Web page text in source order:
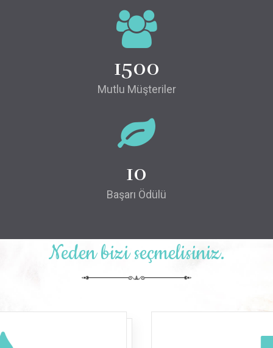
1500
Mutlu Müşteriler
10
Başarı Ödülü
Neden bizi seçmelisiniz.